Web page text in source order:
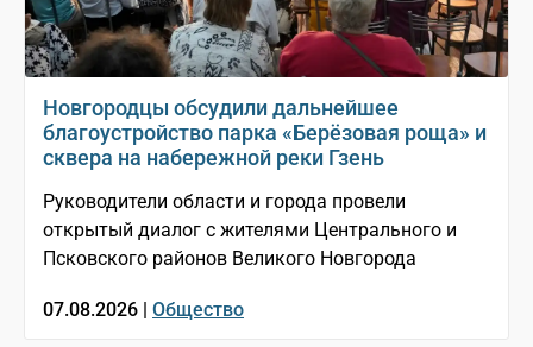
Новгородцы обсудили дальнейшее
благоустройство парка «Берёзовая роща» и
сквера на набережной реки Гзень
Руководители области и города провели
открытый диалог с жителями Центрального и
Псковского районов Великого Новгорода
07.08.2026 | Общество